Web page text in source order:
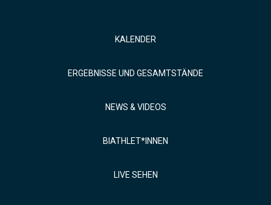
KALENDER
ERGEBNISSE UND GESAMTSTÄNDE
NEWS & VIDEOS
BIATHLET*INNEN
LIVE SEHEN